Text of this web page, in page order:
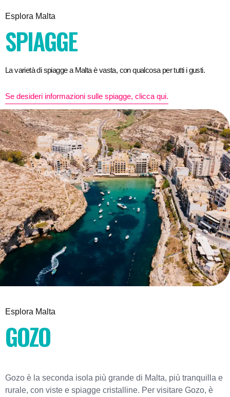
Esplora Malta
SPIAGGE
La varietà di spiagge a Malta è vasta, con qualcosa per tutti i gusti.
Se desideri informazioni sulle spiagge, clicca qui.
Esplora Malta
GOZO
Gozo è la seconda isola più grande di Malta, più tranquilla e
rurale, con viste e spiagge cristalline. Per visitare Gozo, è